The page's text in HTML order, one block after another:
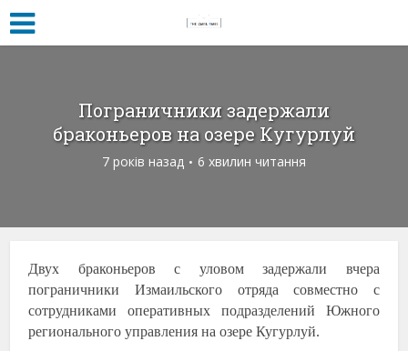
Пограничники задержали
браконьеров на озере Кугурлуй
7 років назад 6 хвилин читання
Двух браконьеров с уловом задержали вчера
пограничники Измаильского отряда совместно с
сотрудниками оперативных подразделений Южного
регионального управления на озере Кугурлуй.